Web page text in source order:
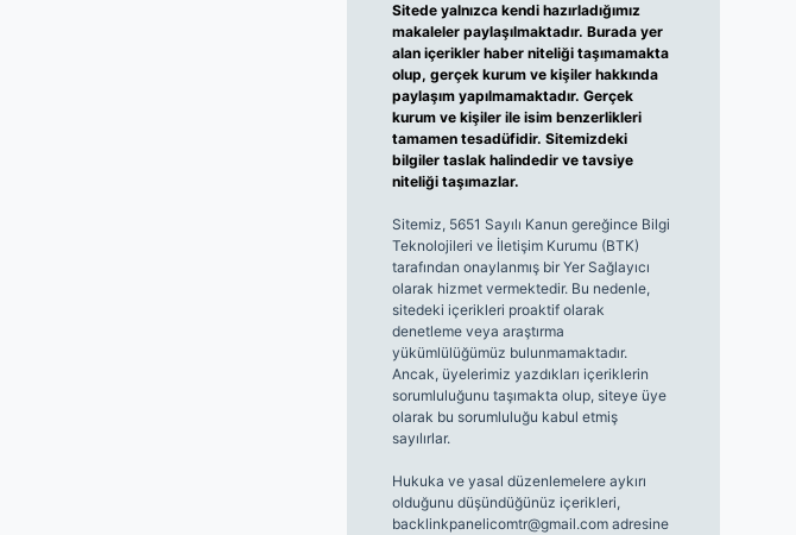
Sitede yalnızca kendi hazırladığımız
makaleler paylaşılmaktadır. Burada yer
alan içerikler haber niteliği taşımamakta
olup, gerçek kurum ve kişiler hakkında
paylaşım yapılmamaktadır. Gerçek
kurum ve kişiler ile isim benzerlikleri
tamamen tesadüfidir. Sitemizdeki
bilgiler taslak halindedir ve tavsiye
niteliği taşımazlar.
Sitemiz, 5651 Sayılı Kanun gereğince Bilgi
Teknolojileri ve İletişim Kurumu (BTK)
tarafından onaylanmış bir Yer Sağlayıcı
olarak hizmet vermektedir. Bu nedenle,
sitedeki içerikleri proaktif olarak
denetleme veya araştırma
yükümlülüğümüz bulunmamaktadır.
Ancak, üyelerimiz yazdıkları içeriklerin
sorumluluğunu taşımakta olup, siteye üye
olarak bu sorumluluğu kabul etmiş
sayılırlar.
Hukuka ve yasal düzenlemelere aykırı
olduğunu düşündüğünüz içerikleri,
backlinkpanelicomtr@gmail.comadresine